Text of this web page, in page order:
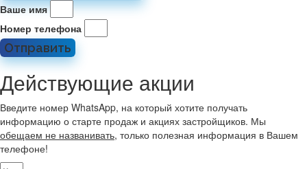
Ваше имя
Номер телефона
Отправить
Действующие акции
Введите номер WhatsApp, на который хотите получать
информацию о старте продаж и акциях застройщиков. Мы
обещаем не названивать, только полезная информация в Вашем
телефоне!